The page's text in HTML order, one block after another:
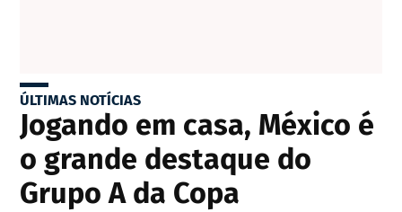
ÚLTIMAS NOTÍCIAS
Jogando em casa, México é
o grande destaque do
Grupo A da Copa